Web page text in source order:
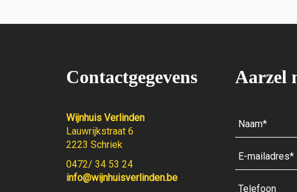
Contactgegevens
Wijnhuis Verlinden
Lauwrijkstraat 6
2223 Schriek
0472/ 34 53 24
info@wijnhuisverlinden.be
Aarzel